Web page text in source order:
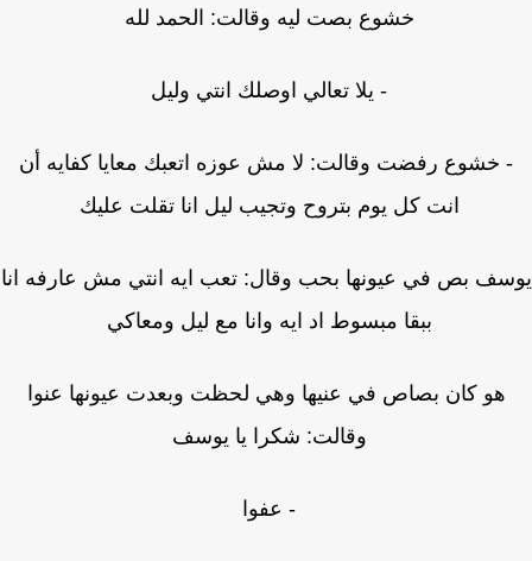
خشوع بصت ليه وقالت: الحمد لله
- يلا تعالي اوصلك انتي وليل
خشوع رفضت وقالت: لا مش عوزه اتعبك معايا كفايه أن
انت كل يوم بتروح وتجيب ليل انا تقلت عليك
بص في عيونها بحب وقال: تعب ايه انتي مش عارفه انا
ببقا مبسوط اد ايه وانا مع ليل ومعاكي
هو كان بصاص في عنيها وهي لحظت وبعدت عيونها عنوا
وقالت: شكرا يا يوسف
- عفوا